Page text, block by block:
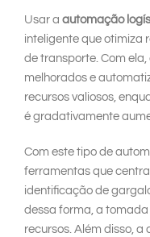
Usar a automação
inteligente que otimiza
de transporte. Com
melhorados e
recursos valiosos,
é gradativamente
Com este tipo de
ferramentas que
identificação de
dessa forma, a
recursos. Além disso,